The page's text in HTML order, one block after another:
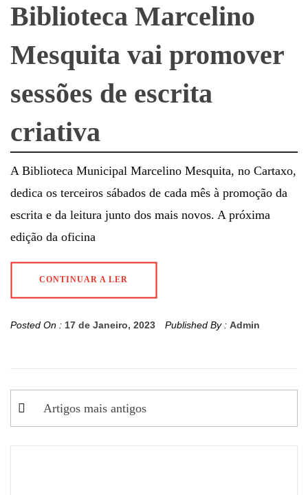
Biblioteca Marcelino
Mesquita vai promover
sessões de escrita
criativa
A Biblioteca Municipal Marcelino Mesquita, no Cartaxo,
dedica os terceiros sábados de cada mês à promoção da
escrita e da leitura junto dos mais novos. A próxima
edição da oficina
CONTINUAR A LER
Posted On : 17 de Janeiro, 2023 Published By : Admin
Navegação
de
Artigos mais antigos